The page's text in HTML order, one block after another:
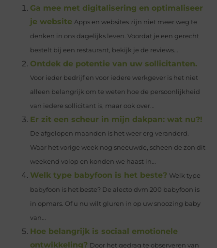
Ga mee met digitalisering en optimaliseer
je website Apps en websites zijn niet meer weg te
denken in ons dagelijks leven. Voordat je een gerecht
bestelt bij een restaurant, bekijk je de reviews...
Ontdek de potentie van uw sollicitanten.
Voor ieder bedrijf en voor iedere werkgever is het niet
alleen belangrijk om te weten hoe de persoonlijkheid
van iedere sollicitant is, maar ook over...
Er zit een scheur in mijn dakpan: wat nu?!
De afgelopen maanden is het weer erg veranderd.
Waar het vorige week nog sneeuwde, scheen de zon dit
weekend volop en konden we haast in...
Welk type babyfoon is het beste? Welk type
babyfoon is het beste? De alecto dvm 200 babyfoon is
in opmars. Of u nu wilt gluren in op uw snoozing baby
van...
Hoe belangrijk is sociaal emotionele
ontwikkeling? Door het gedrag te observeren van